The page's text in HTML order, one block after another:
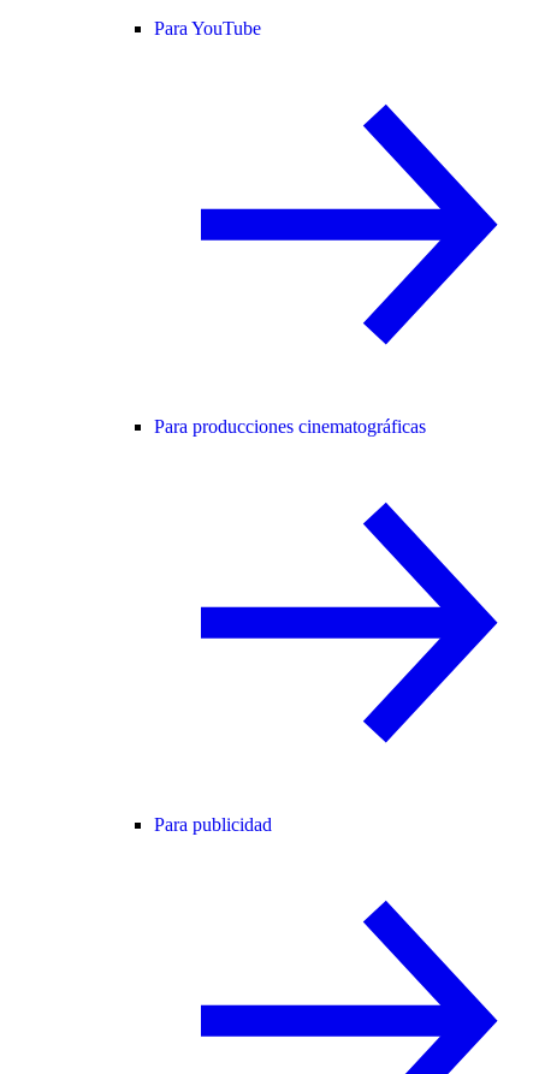
Para YouTube
Para producciones cinematográficas
Para publicidad